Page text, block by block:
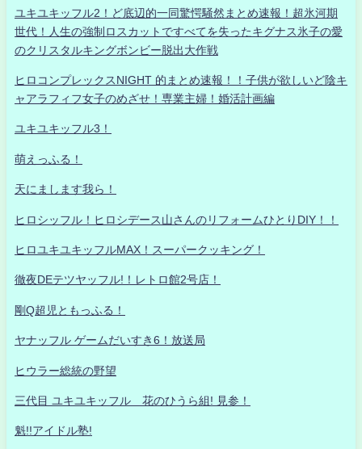
ユキユキッフル2！ど底辺的一同驚愕騒然まとめ速報！超氷河期
世代！人生の強制ロスカットですべてを失ったキグナス氷子の愛
のクリスタルキングボンビー脱出大作戦
ヒロコンプレックスNIGHT 的まとめ速報！！子供が欲しいど陰キ
ャアラフィフ女子のめざせ！専業主婦！婚活計画編
ユキユキッフル3！
萌えっふる！
天にまします我ら！
ヒロシッフル！ヒロシデース山さんのリフォームひとりDIY！！
ヒロユキユキッフルMAX！スーパークッキング！
徹夜DEテツヤッフル!！レトロ館2号店！
剛Q超児ともっふる！
ヤナッフル ゲームだいすき6！放送局
ヒウラー総統の野望
三代目 ユキユキッフル 花のひうら組! 見参！
魁!!アイドル塾!